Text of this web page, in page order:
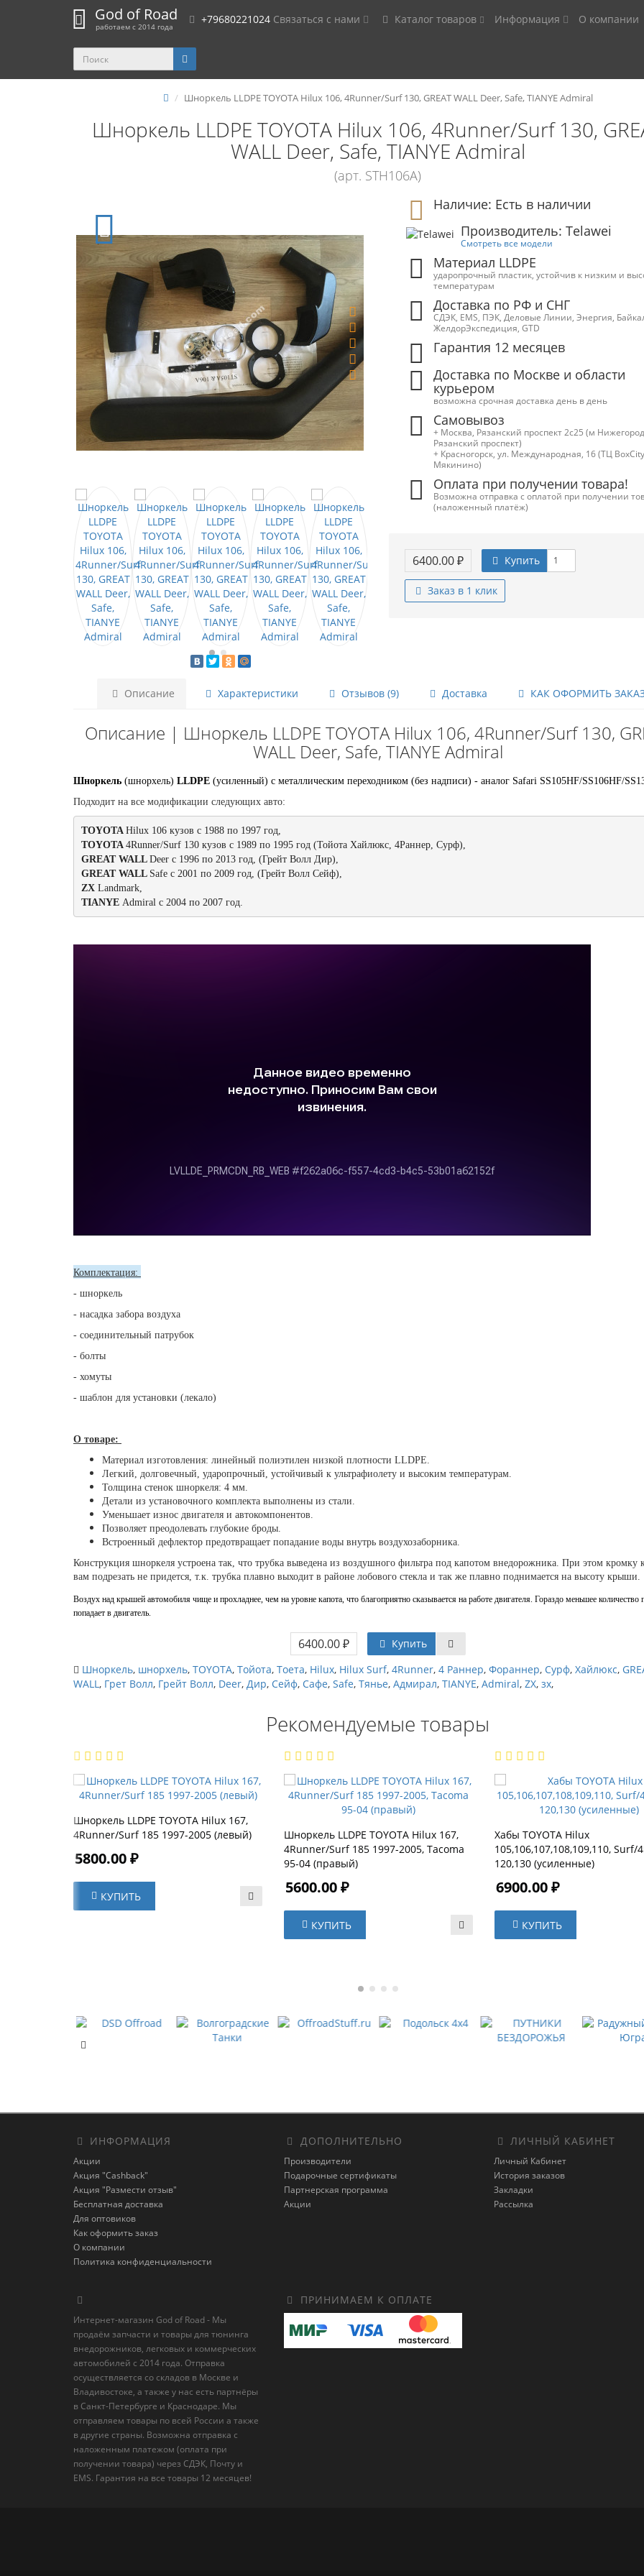
God of Road
работаем с 2014 года
+79680221024 Связаться с нами Каталог товаров Информация О компании
Шноркель LLDPE TOYOTA Hilux 106, 4Runner/Surf 130, GREAT WALL Deer, Safe, TIANYE Admiral
Шноркель LLDPE TOYOTA Hilux 106, 4Runner/Surf 130,
WALL Deer, Safe, TIANYE Admiral
(арт. STH106A)
Наличие: Есть в наличии
Производитель: Telawei
Смотреть все модели
Материал LLDPE
ударопрочный пластик, устойчив к низким и
температурам
Доставка по РФ и СНГ
СДЭК, EMS, ПЭК, Деловые Линии, Энергия,
ЖелдорЭкспедиция, GTD
Гарантия 12 месяцев
Доставка по Москве и области
курьером
возможна срочная доставка день в день
Самовывоз
+ Москва, Рязанский проспект 2с25 (м
Рязанский проспект)
+ Красногорск, ул. Международная, 16 (ТЦ
Мякинино)
Оплата при получении товара!
Возможна отправка с оплатой при получении
(наложенный платёж)
6400.00 ₽ Купить
Заказ в 1 клик
Описание Характеристики Отзывов (9) Доставка КАК ОФОРМИТЬ
Описание | Шноркель LLDPE TOYOTA Hilux 106, 4Runner/Surf 130,
WALL Deer, Safe, TIANYE Admiral
Шноркель (шнорхель) LLDPE (усиленный) c металлическим переходником (без надписи) - аналог Safari SS105HF/SS106HF/
Подходит на все модификации следующих авто:
TOYOTA
TOYOTA
GREAT WALL
GREAT WALL
ZX
TIANYE Admiral с 2004 по 2007 год.
Комплектация:
- шноркель
- насадка забора воздуха
- соединительный патрубок
- болты
- хомуты
- шаблон для установки (лекало)
О товаре:
Материал изготовления: линейный полиэтилен низкой плотности LLDPE.
Легкий, долговечный, ударопрочный, устойчивый к ультрафиолету и высоким температурам.
Толщина стенок шноркеля: 4 мм.
Детали из установочного комплекта выполнены из стали.
Уменьшает износ двигателя и автокомпонентов.
Позволяет преодолевать глубокие броды.
Встроенный дефлектор предотвращает попадание воды внутрь воздухозаборника.
Конструкция шноркеля устроена так, что трубка выведена из воздушного фильтра под капотом внедорожника. При этом кромку
вам подрезать не придется, т.к. трубка плавно выходит в районе лобового стекла и так же плавно поднимается на высоту крыши.
Воздух над крышей автомобиля чище и прохладнее, чем на уровне капота, что благоприятно сказывается на работе двигателя. Гораздо меньшее количество
попадает в двигатель.
6400.00 ₽
Купить
Шноркель, шнорхель, TOYOTA, Тойота, Тоета, Hilux, Hilux Surf, 4Runner, 4 Раннер, Фораннер, Сурф, Хайлюкс,
WALL, Грет Волл, Грейт Волл, Deer, Дир, Сейф, Сафе, Safe, Тянье, Адмирал, TIANYE, Admiral, ZX, зх,
Рекомендуемые товары
Шноркель LLDPE TOYOTA Hilux 167,
4Runner/Surf 185 1997-2005 (левый)
5800.00 ₽
КУПИТЬ
Шноркель LLDPE TOYOTA Hilux 167,
4Runner/Surf 185 1997-2005, Tacoma
95-04 (правый)
5600.00 ₽
КУПИТЬ
Хабы TOYOTA Hilux
105,106,107,108,109,110, Surf/
120,130 (усиленные)
6900.00 ₽
КУПИТЬ
ИНФОРМАЦИЯ
Акции
Акция "Cashback"
Акция "Размести отзыв"
Бесплатная доставка
Для оптовиков
Как оформить заказ
О компании
Политика конфиденциальности
ДОПОЛНИТЕЛЬНО
Производители
Подарочные сертификаты
Партнерская программа
Акции
ЛИЧНЫЙ КАБИНЕТ
Личный Кабинет
История заказов
Закладки
Рассылка
Интернет-магазин God of Road - Мы
продаём запчасти и товары для тюнинга
внедорожников, легковых и коммерческих
автомобилей с 2014 года. Отправка
осуществляется со складов в Москве и
Владивостоке, а также у нас есть партнёры
в Санкт-Петербурге и Краснодаре. Мы
отправляем товары по всей России а также
в другие страны. Возможна отправка с
наложенным платежом (оплата при
получении товара) через СДЭК, Почту и
EMS. Гарантия на все товары 12 месяцев!
ПРИНИМАЕМ К ОПЛАТЕ